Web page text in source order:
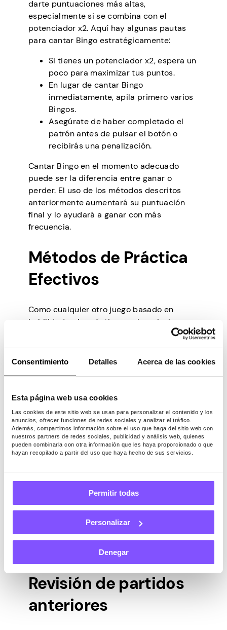
Consentimiento Detalles Acerca de las cookies
Esta página web usa cookies
Las cookies de este sitio web se usan para personalizar el contenido y los
anuncios, ofrecer funciones de redes sociales y analizar el tráfico.
Además, compartimos información sobre el uso que haga del sitio web con
nuestros partners de redes sociales, publicidad y análisis web, quienes
pueden combinarla con otra información que les haya proporcionado o que
hayan recopilado a partir del uso que haya hecho de sus servicios.
Permitir todas
Personalizar
Denegar
darte puntuaciones más altas,
especialmente si se combina con el
potenciador x2. Aquí hay algunas pautas
para cantar Bingo estratégicamente:
Si tienes un potenciador x2, espera un
poco para maximizar tus puntos.
En lugar de cantar Bingo
inmediatamente, apila primero varios
Bingos.
Asegúrate de haber completado el
patrón antes de pulsar el botón o
recibirás una penalización.
Cantar Bingo en el momento adecuado
puede ser la diferencia entre ganar o
perder. El uso de los métodos descritos
anteriormente aumentará su puntuación
final y lo ayudará a ganar con más
frecuencia.
Métodos de Práctica
Efectivos
Como cualquier otro juego basado en
habilidades, la práctica es clave. La buena
noticia es que puedes practicar todo lo que
quieras en Bingo Clash sin ningún riesgo.
Usar juegos gratis
Antes de saltar a partidas con dinero real,
juegue rondas gratuitas para sentirse
cómodo y practicar los métodos
mencionados en este artículo. Los juegos
diferentes potenciadores y trucos sin
ayudarán a agudizar tu memoria muscular
para que puedas obtener bingos más
rápido y con menos posibilidades de un
Revisión de partidos
anteriores